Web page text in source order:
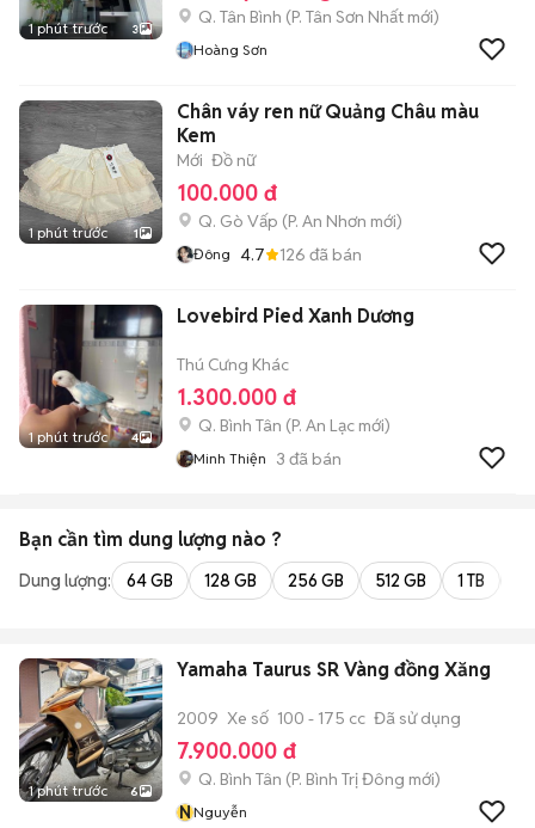
1 phút trước 3
Q. Tân Bình (P. Tân Sơn Nhất mới)
Hoàng Sơn
1 phút trước 1
Chân váy ren nữ Quảng Châu màu
Kem
Mới Đồ nữ
100.000 đ
Q. Gò Vấp (P. An Nhơn mới)
Đông 4.7 126 đã bán
1 phút trước 4
Lovebird Pied Xanh Dương
Thú Cưng Khác
1.300.000 đ
Q. Bình Tân (P. An Lạc mới)
Minh Thiện 3 đã bán
Bạn cần tìm dung lượng nào ?
Dung lượng: 64 GB 128 GB 256 GB 512 GB 1 TB
1 phút trước 6
Yamaha Taurus SR Vàng đồng Xăng
2009 Xe số 100 - 175 cc Đã sử dụng
7.900.000 đ
Q. Bình Tân (P. Bình Trị Đông mới)
NNguyễn